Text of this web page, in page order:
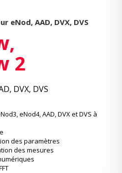
eNod, AAD, DVX, DVS
2
DVX, DVS
eNod4, AAD, DVX et DVS à
des paramètres
des mesures